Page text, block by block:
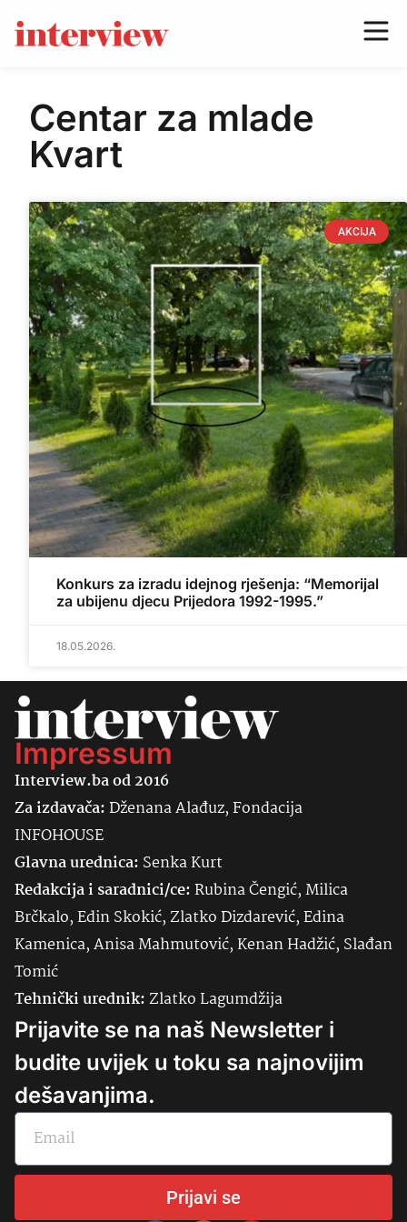
Centar za mlade
Kvart
AKCIJA
Konkurs za izradu idejnog rješenja: “Memorijal
za ubijenu djecu Prijedora 1992-1995.”
18.05.2026.
Impressum
Interview.ba od 2016
Za izdavača:Dženana Alađuz, Fondacija
INFOHOUSE
Glavna urednica: SenkaKurt
Redakcija i saradnici/ce:Rubina Čengić, Milica
Brčkalo, Edin Skokić, Zlatko Dizdarević, Edina
Kamenica, Anisa Mahmutović, Kenan Hadžić, Slađan
Tomić
Tehnički urednik:Zlatko Lagumdžija
Prijavite se na naš Newsletter i
budite uvijek u toku sa najnovijim
dešavanjima.
Prijavi se